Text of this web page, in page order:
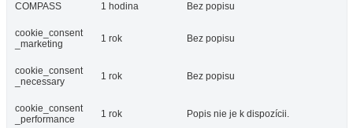
COMPASS 1 hodina Bez popisu
cookie_consent
_marketing
1 rok Bez popisu
cookie_consent
_necessary
1 rok Bez popisu
cookie_consent
_performance
1 rok Popis nie je k dispozícii.